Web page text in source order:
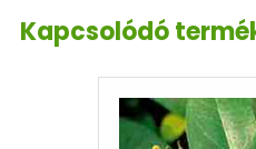
Kapcsolódó